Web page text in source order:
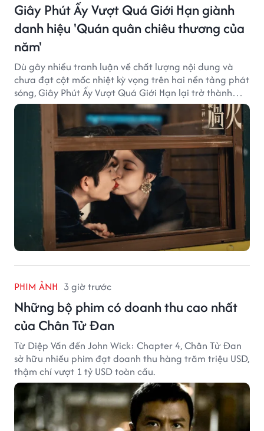
Giây Phút Ấy Vượt Quá Giới Hạn giành
danh hiệu 'Quán quân chiêu thương của
năm'
Dù gây nhiều tranh luận về chất lượng nội dung và
chưa đạt cột mốc nhiệt kỳ vọng trên hai nền tảng phát
sóng, Giây Phút Ấy Vượt Quá Giới Hạn lại trở thành
hiện tượng ở khía cạnh thương mại.
PHIM ẢNH 3 giờ trước
Những bộ phim có doanh thu cao nhất
của Chân Tử Đan
Từ Diệp Vấn đến John Wick: Chapter 4, Chân Tử Đan
sở hữu nhiều phim đạt doanh thu hàng trăm triệu USD,
thậm chí vượt 1 tỷ USD toàn cầu.